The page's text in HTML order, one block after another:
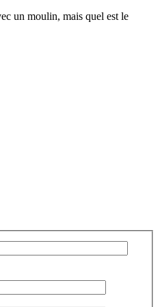
un moulin, mais quel est le